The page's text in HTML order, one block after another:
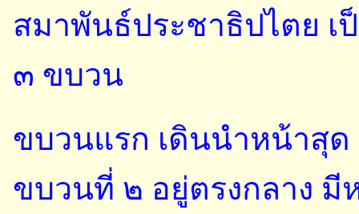
สมาพันธ์ประชาธิปไตย เ
๓ ขบวน
ขบวนแรก เดินนำหน้าสุ
ขบวนที่ ๒ อยู่ตรงกลาง